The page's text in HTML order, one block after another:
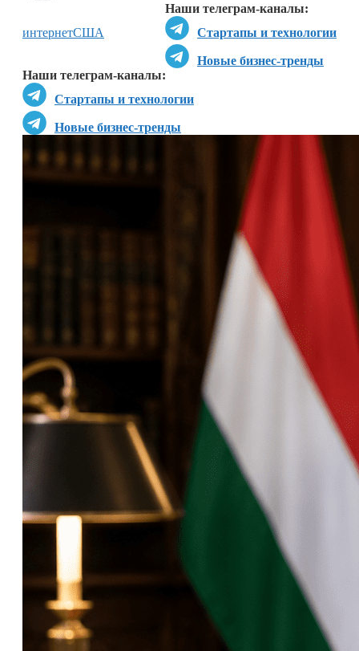
Наши телеграм-каналы:
Стартапы и технологии
Новые бизнес-тренды
Наши телеграм-каналы:
Стартапы и технологии
Новые бизнес-тренды
интернетСША